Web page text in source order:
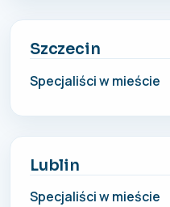
Szczecin
Specjaliści w mieście
Lublin
Specjaliści w mieście